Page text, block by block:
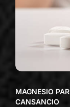
MAGNESIO
CANSANCIO